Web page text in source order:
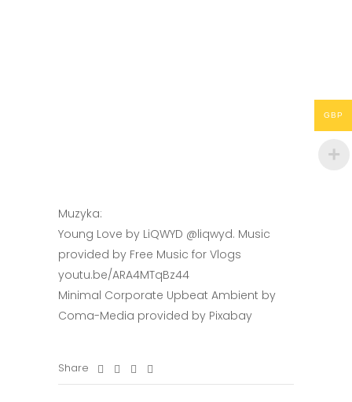
Muzyka:
Young Love by LiQWYD @liqwyd. Music
provided by Free Music for Vlogs
youtu.be/ARA4MTqBz44
Minimal Corporate Upbeat Ambient by
Coma-Media provided by Pixabay
Share
GBP